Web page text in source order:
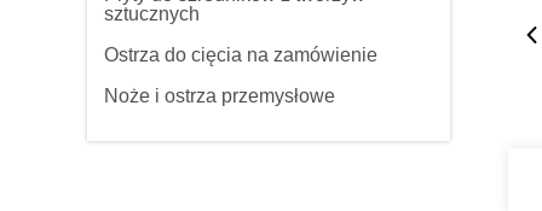
sztucznych
Ostrza do cięcia na zamówienie
Noże i ostrza przemysłowe